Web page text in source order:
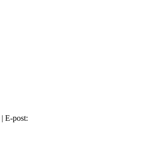
| E-post: